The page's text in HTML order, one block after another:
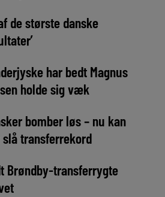
de største danske
har bedt Magnus
holde sig væk
bomber løs – nu kan
slå transferrekord
Brøndby-transferrygte